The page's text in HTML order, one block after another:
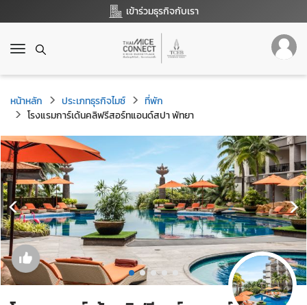
เข้าร่วมธุรกิจกับเรา
T
g
g
l
e
n
a
v
i
g
a
t
i
n
หน้าหลัก ประเภทธุรกิจไมซ์
ที่พัก
โรงแรมการ์เด้นคลิฟรีสอร์ทแอนด์สปา พัทยา